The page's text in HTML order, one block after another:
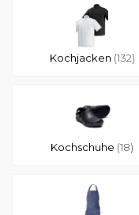
Kochjacken (132)
Kochschuhe (18)